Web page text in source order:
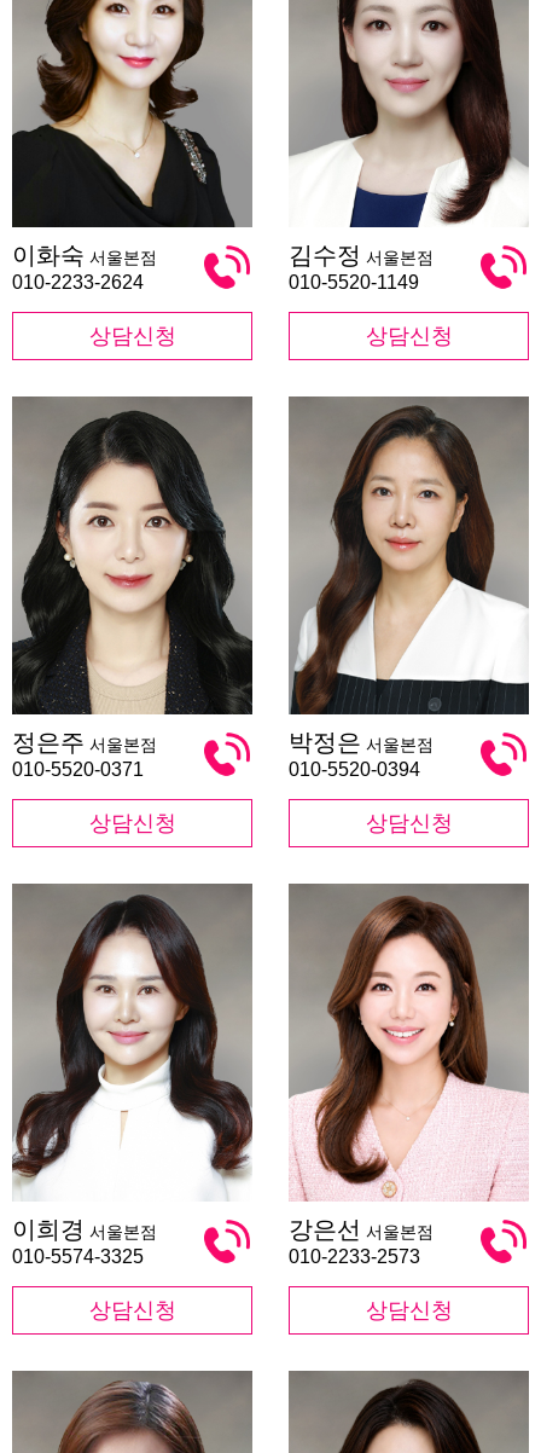
화
숙
이화숙 서울본점
010-2233-2624
상담신청
수
정
김수정 서울본점
010-5520-1149
상담신청
은
주
정은주 서울본점
010-5520-0371
상담신청
정
은
박정은 서울본점
010-5520-0394
상담신청
희
경
이희경 서울본점
010-5574-3325
상담신청
은
선
강은선 서울본점
010-2233-2573
상담신청